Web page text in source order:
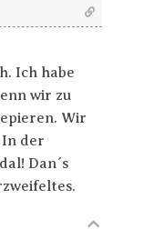
Ich habe
wir zu
Wir
In der
Dan´s